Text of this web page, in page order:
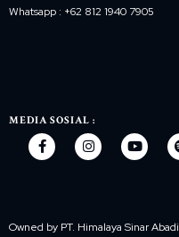
Whatsapp : +62 812 1940 7905
MEDIA SOSIAL :
Owned by PT. Himalaya Sinar Abadi